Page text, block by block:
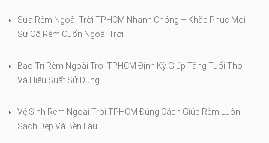
Sửa Rèm Ngoài Trời TPHCM Nhanh Chóng – Khắc Phục Mọi
Sự Cố Rèm Cuốn Ngoài Trời
Bảo Trì Rèm Ngoài Trời TPHCM Định Kỳ Giúp Tăng Tuổi Thọ
Và Hiệu Suất Sử Dụng
Vệ Sinh Rèm Ngoài Trời TPHCM Đúng Cách Giúp Rèm Luôn
Sạch Đẹp Và Bền Lâu